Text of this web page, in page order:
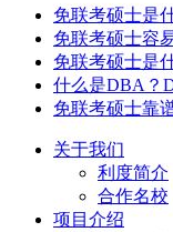
免联考硕士是
免联考硕士容
免联考硕士是
什么是DBA？
免联考硕士靠
关于我们
利度简介
合作名校
项目介绍